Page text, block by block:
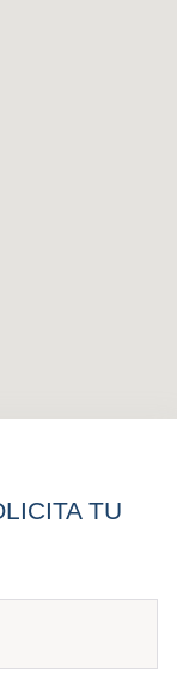
TU